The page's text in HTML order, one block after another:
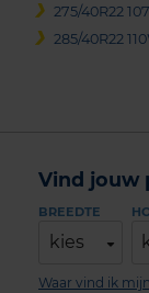
275/40R22
285/40R22
Vind jouw
BREEDTE
kies
Waar vind ik